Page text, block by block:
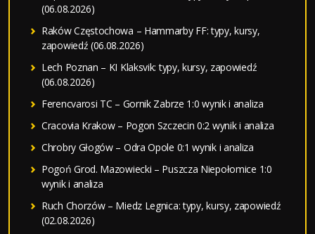
(06.08.2026)
Raków Częstochowa – Hammarby FF: typy, kursy,
zapowiedź (06.08.2026)
Lech Poznan – KI Klaksvik: typy, kursy, zapowiedź
(06.08.2026)
Ferencvarosi TC – Gornik Zabrze 1:0 wynik i analiza
Cracovia Krakow – Pogon Szczecin 0:2 wynik i analiza
Chrobry Głogów – Odra Opole 0:1 wynik i analiza
Pogoń Grod. Mazowiecki – Puszcza Niepołomice 1:0
wynik i analiza
Ruch Chorzów – Miedz Legnica: typy, kursy, zapowiedź
(02.08.2026)